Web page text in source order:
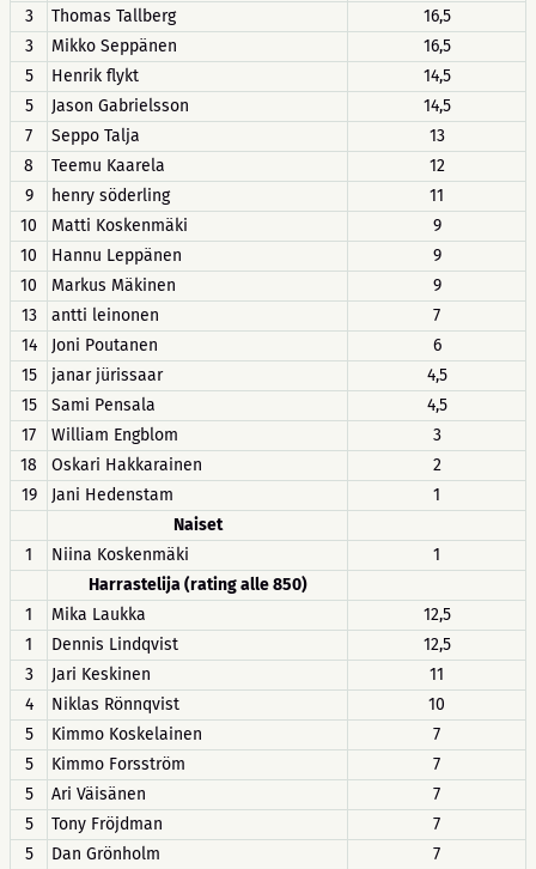
3
Thomas Tallberg
16,5
3
Mikko Seppänen
16,5
5
Henrik flykt
14,5
5
Jason Gabrielsson
14,5
7
Seppo Talja
13
8
Teemu Kaarela
12
9
henry söderling
11
10
Matti Koskenmäki
9
10
Hannu Leppänen
9
10
Markus Mäkinen
9
13
antti leinonen
7
14
Joni Poutanen
6
15
janar jürissaar
4,5
15
Sami Pensala
4,5
17
William Engblom
3
18
Oskari Hakkarainen
2
19
Jani Hedenstam
1
Naiset
1
Niina Koskenmäki
1
Harrastelija (rating alle 850)
1
Mika Laukka
12,5
1
Dennis Lindqvist
12,5
3
Jari Keskinen
11
4
Niklas Rönnqvist
10
5
Kimmo Koskelainen
7
5
Kimmo Forsström
7
5
Ari Väisänen
7
5
Tony Fröjdman
7
5
Dan Grönholm
7